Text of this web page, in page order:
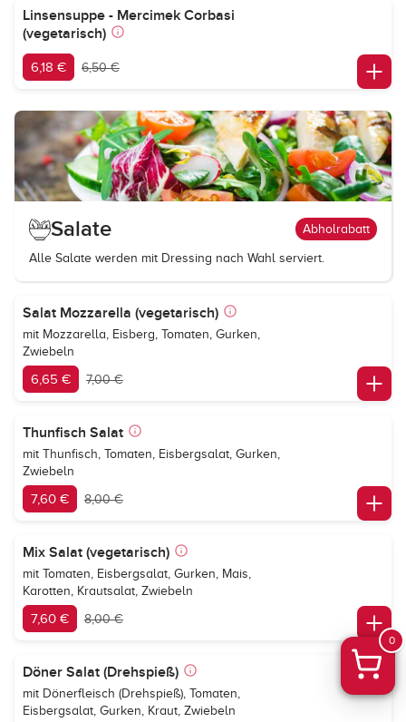
Linsensuppe - Mercimek Corbasi
(vegetarisch)
6,18 € 6,50 €
Salate Abholrabatt
Alle Salate werden mit Dressing nach Wahl serviert.
Salat Mozzarella (vegetarisch)
mit Mozzarella, Eisberg, Tomaten, Gurken,
Zwiebeln
6,65 € 7,00 €
Thunfisch Salat
mit Thunfisch, Tomaten, Eisbergsalat, Gurken,
Zwiebeln
7,60 € 8,00 €
Mix Salat (vegetarisch)
mit Tomaten, Eisbergsalat, Gurken, Mais,
Karotten, Krautsalat, Zwiebeln
7,60 € 8,00 €
Döner Salat (Drehspieß)
mit Dönerfleisch (Drehspieß), Tomaten,
Eisbergsalat, Gurken, Kraut, Zwiebeln
0